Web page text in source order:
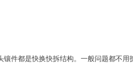
件都是快换快拆结构。一般问题都不用